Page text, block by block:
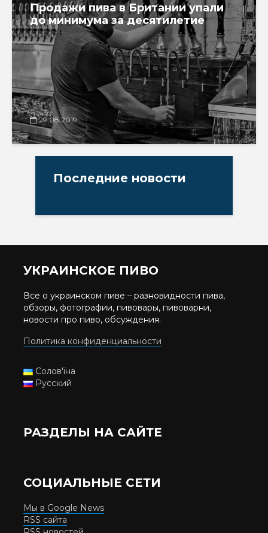
Продажи пива в Британии упали
до минимума за десятилетие
29.08.2019
Последние новости
УКРАИНСКОЕ ПИВО
Все о украинском пиве – разновидности пива,
обзоры, фотографии, пивовары, пивоварни,
новости про пиво, обсуждения.
Политика конфиденциальности
Солов'їна
Русский
РАЗДЕЛЫ НА САЙТЕ
СОЦИАЛЬНЫЕ СЕТИ
Мы в Google News
RSS сайта